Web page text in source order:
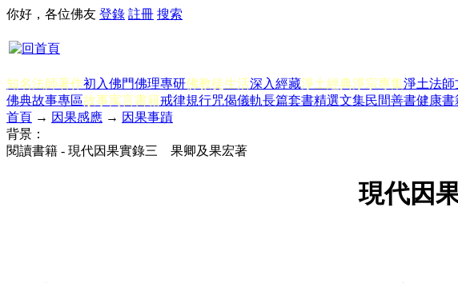
你好，各位佛友 登錄 註冊 搜索
知名法師著作初入佛門佛理專研佛教徒生活深入經藏淨土經典淨宗專集淨土法師
佛典故事專區故事寓言書籍戒律規行咒偈儀軌長篇套書精選文集民間善書健康書
首頁 → 因果感應 → 因果事蹟
背景：
閱讀書籍 - 現代因果實錄三 果卿及果宏著
現代因